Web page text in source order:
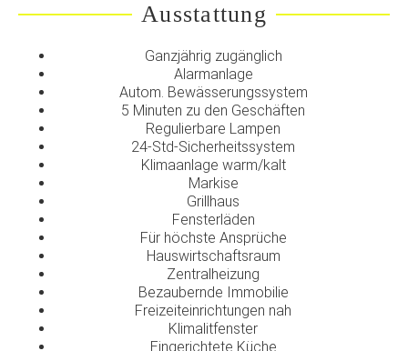
Ausstattung
Ganzjährig zugänglich
Alarmanlage
Autom. Bewässerungssystem
5 Minuten zu den Geschäften
Regulierbare Lampen
24-Std-Sicherheitssystem
Klimaanlage warm/kalt
Markise
Grillhaus
Fensterläden
Für höchste Ansprüche
Hauswirtschaftsraum
Zentralheizung
Bezaubernde Immobilie
Freizeiteinrichtungen nah
Klimalitfenster
Eingerichtete Küche